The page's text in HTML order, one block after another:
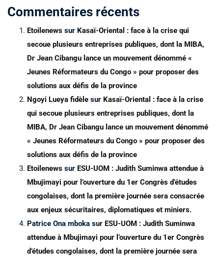
Commentaires récents
Etoilenews sur Kasaï-Oriental : face à la crise qui
secoue plusieurs entreprises publiques, dont la MIBA,
Dr Jean Cibangu lance un mouvement dénommé «
Jeunes Réformateurs du Congo » pour proposer des
solutions aux défis de la province
Ngoyi Lueya fidèle sur Kasaï-Oriental : face à la crise
qui secoue plusieurs entreprises publiques, dont la
MIBA, Dr Jean Cibangu lance un mouvement dénommé
« Jeunes Réformateurs du Congo » pour proposer des
solutions aux défis de la province
Etoilenews sur ESU-UOM : Judith Suminwa attendue à
Mbujimayi pour l’ouverture du 1er Congrès d’études
congolaises, dont la première journée sera consacrée
aux enjeux sécuritaires, diplomatiques et miniers.
Patrice Ona mboka sur ESU-UOM : Judith Suminwa
attendue à Mbujimayi pour l’ouverture du 1er Congrès
d’études congolaises, dont la première journée sera